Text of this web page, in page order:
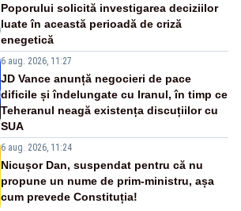
Poporului solicită investigarea deciziilor
luate în această perioadă de criză
enegetică
6 aug. 2026, 11:27
JD Vance anunță negocieri de pace
dificile și îndelungate cu Iranul, în timp ce
Teheranul neagă existența discuțiilor cu
SUA
6 aug. 2026, 11:24
Nicușor Dan, suspendat pentru că nu
propune un nume de prim-ministru, așa
cum prevede Constituția!